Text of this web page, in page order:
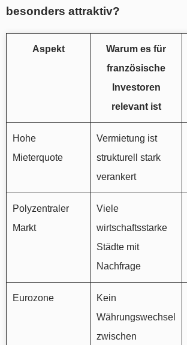
besonders attraktiv?
Aspekt
Warum es für
französische
Investoren
relevant ist
Hohe
Mieterquote
Vermietung ist
strukturell stark
verankert
Polyzentraler
Markt
Viele
wirtschaftsstarke
Städte mit
Nachfrage
Eurozone
Kein
Währungswechsel
zwischen